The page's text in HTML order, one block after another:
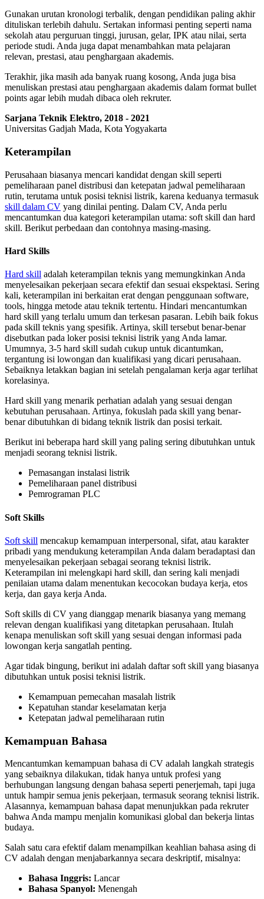
Gunakan urutan kronologi terbalik, dengan pendidikan paling akhir
dituliskan terlebih dahulu. Sertakan informasi penting seperti nama
sekolah atau perguruan tinggi, jurusan, gelar, IPK atau nilai, serta
periode studi. Anda juga dapat menambahkan mata pelajaran
relevan, prestasi, atau penghargaan akademis.
Terakhir, jika masih ada banyak ruang kosong, Anda juga bisa
menuliskan prestasi atau penghargaan akademis dalam format bullet
points agar lebih mudah dibaca oleh rekruter.
Sarjana Teknik Elektro, 2018 - 2021
Universitas Gadjah Mada, Kota Yogyakarta
Keterampilan
Perusahaan biasanya mencari kandidat dengan skill seperti
pemeliharaan panel distribusi dan ketepatan jadwal pemeliharaan
rutin, terutama untuk posisi teknisi listrik, karena keduanya termasuk
skill dalam CV yang dinilai penting. Dalam CV, Anda perlu
mencantumkan dua kategori keterampilan utama: soft skill dan hard
skill. Berikut perbedaan dan contohnya masing-masing.
Hard Skills
Hard skill adalah keterampilan teknis yang memungkinkan Anda
menyelesaikan pekerjaan secara efektif dan sesuai ekspektasi. Sering
kali, keterampilan ini berkaitan erat dengan penggunaan software,
tools, hingga metode atau teknik tertentu. Hindari mencantumkan
hard skill yang terlalu umum dan terkesan pasaran. Lebih baik fokus
pada skill teknis yang spesifik. Artinya, skill tersebut benar-benar
disebutkan pada loker posisi teknisi listrik yang Anda lamar.
Umumnya, 3-5 hard skill sudah cukup untuk dicantumkan,
tergantung isi lowongan dan kualifikasi yang dicari perusahaan.
Sebaiknya letakkan bagian ini setelah pengalaman kerja agar terlihat
korelasinya.
Hard skill yang menarik perhatian adalah yang sesuai dengan
kebutuhan perusahaan. Artinya, fokuslah pada skill yang benar-
benar dibutuhkan di bidang teknik listrik dan posisi terkait.
Berikut ini beberapa hard skill yang paling sering dibutuhkan untuk
menjadi seorang teknisi listrik.
Pemasangan instalasi listrik
Pemeliharaan panel distribusi
Pemrograman PLC
Soft Skills
Soft skill mencakup kemampuan interpersonal, sifat, atau karakter
pribadi yang mendukung keterampilan Anda dalam beradaptasi dan
menyelesaikan pekerjaan sebagai seorang teknisi listrik.
Keterampilan ini melengkapi hard skill, dan sering kali menjadi
penilaian utama dalam menentukan kecocokan budaya kerja, etos
kerja, dan gaya kerja Anda.
Soft skills di CV yang dianggap menarik biasanya yang memang
relevan dengan kualifikasi yang ditetapkan perusahaan. Itulah
kenapa menuliskan soft skill yang sesuai dengan informasi pada
lowongan kerja sangatlah penting.
Agar tidak bingung, berikut ini adalah daftar soft skill yang biasanya
dibutuhkan untuk posisi teknisi listrik.
Kemampuan pemecahan masalah listrik
Kepatuhan standar keselamatan kerja
Ketepatan jadwal pemeliharaan rutin
Kemampuan Bahasa
Mencantumkan kemampuan bahasa di CV adalah langkah strategis
yang sebaiknya dilakukan, tidak hanya untuk profesi yang
berhubungan langsung dengan bahasa seperti penerjemah, tapi juga
untuk hampir semua jenis pekerjaan, termasuk seorang teknisi listrik.
Alasannya, kemampuan bahasa dapat menunjukkan pada rekruter
bahwa Anda mampu menjalin komunikasi global dan bekerja lintas
budaya.
Salah satu cara efektif dalam menampilkan keahlian bahasa asing di
CV adalah dengan menjabarkannya secara deskriptif, misalnya:
Bahasa Inggris: Lancar
Bahasa Spanyol: Menengah